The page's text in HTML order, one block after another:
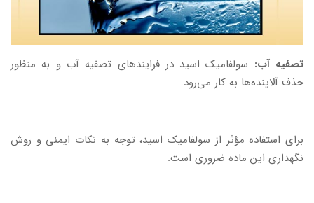
تصفیه آب: سولفامیک اسید در فرایندهای تصفیه آب و به منظور
حذف آلاینده‌ها به کار می‌رود.
برای استفاده مؤثر از سولفامیک اسید، توجه به نکات ایمنی و روش
نگهداری این ماده ضروری است.